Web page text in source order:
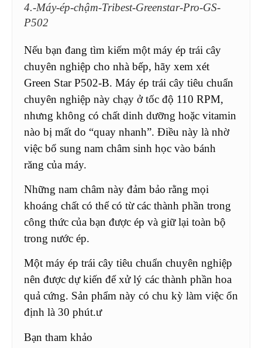
4.-Máy-ép-chậm-Tribest-Greenstar-Pro-GS-
P502
Nếu bạn đang tìm kiếm một máy ép trái cây
chuyên nghiệp cho nhà bếp, hãy xem xét
Green Star P502-B. Máy ép trái cây tiêu chuẩn
chuyên nghiệp này chạy ở tốc độ 110 RPM,
nhưng không có chất dinh dưỡng hoặc vitamin
nào bị mất do “quay nhanh”. Điều này là nhờ
việc bổ sung nam châm sinh học vào bánh
răng của máy.
Những nam châm này đảm bảo rằng mọi
khoáng chất có thể có từ các thành phần trong
công thức của bạn được ép và giữ lại toàn bộ
trong nước ép.
Một máy ép trái cây tiêu chuẩn chuyên nghiệp
nên được dự kiến ​​để xử lý các thành phần hoa
quả cứng. Sản phẩm này có chu kỳ làm việc ổn
định là 30 phút.ư
Bạn tham khảo